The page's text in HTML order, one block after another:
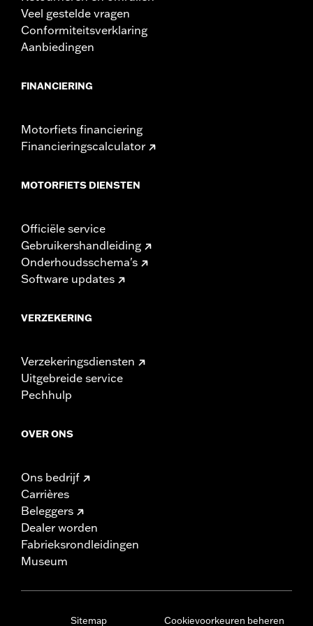
Veel gestelde vragen
Conformiteitsverklaring
Aanbiedingen
FINANCIERING
Motorfiets financiering
Financieringscalculator
MOTORFIETS DIENSTEN
Officiële service
Gebruikershandleiding
Onderhoudsschema's
Software updates
VERZEKERING
Verzekeringsdiensten
Uitgebreide service
Pechhulp
OVER ONS
Ons bedrijf
Carrières
Beleggers
Dealer worden
Fabrieksrondleidingen
Museum
Sitemap Cookievoorkeuren beheren